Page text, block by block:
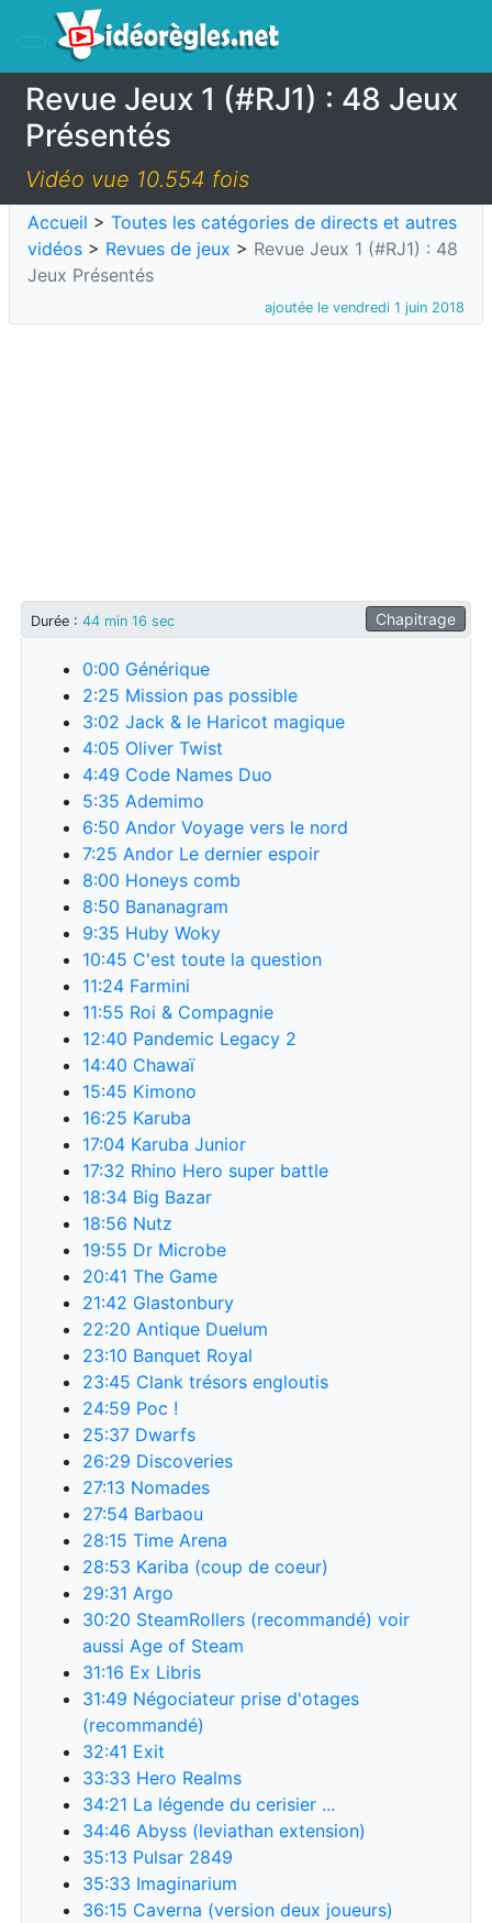
Revue Jeux 1 (#RJ1) : 48 Jeux
Présentés
Vidéo vue 10.554 fois
Accueil > Toutes les catégories de directs et autres
vidéos > Revues de jeux > Revue Jeux 1 (#RJ1) : 48
Jeux Présentés
ajoutée le vendredi 1 juin 2018
Durée : 44 min 16 sec Chapitrage
0:00 Générique
2:25 Mission pas possible
3:02 Jack & le Haricot magique
4:05 Oliver Twist
4:49 Code Names Duo
5:35 Ademimo
6:50 Andor Voyage vers le nord
7:25 Andor Le dernier espoir
8:00 Honeys comb
8:50 Bananagram
9:35 Huby Woky
10:45 C'est toute la question
11:24 Farmini
11:55 Roi & Compagnie
12:40 Pandemic Legacy 2
14:40 Chawaï
15:45 Kimono
16:25 Karuba
17:04 Karuba Junior
17:32 Rhino Hero super battle
18:34 Big Bazar
18:56 Nutz
19:55 Dr Microbe
20:41 The Game
21:42 Glastonbury
22:20 Antique Duelum
23:10 Banquet Royal
23:45 Clank trésors engloutis
24:59 Poc !
25:37 Dwarfs
26:29 Discoveries
27:13 Nomades
27:54 Barbaou
28:15 Time Arena
28:53 Kariba (coup de coeur)
29:31 Argo
30:20 SteamRollers (recommandé) voir
aussi Age of Steam
31:16 Ex Libris
31:49 Négociateur prise d'otages
(recommandé)
32:41 Exit
33:33 Hero Realms
34:21 La légende du cerisier ...
34:46 Abyss (leviathan extension)
35:13 Pulsar 2849
35:33 Imaginarium
36:15 Caverna (version deux joueurs)